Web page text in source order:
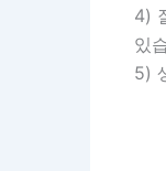
4)
있
5)